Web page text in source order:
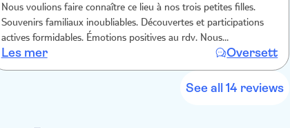
Nous voulions faire connaître ce lieu à nos trois petites filles.
Souvenirs familiaux inoubliables. Découvertes et participations
actives formidables. Émotions positives au rdv. Nous
recommanderons vivement. Merci à tous ceux qui ont collaboré à
l’organisation de cet endroit magique et merveilleux.
Les mer Oversett
See all 14 reviews